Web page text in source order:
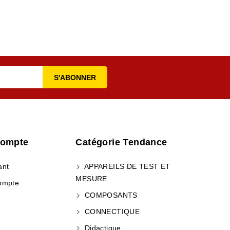
Catégorie Tendance
APPAREILS DE TEST ET
MESURE
COMPOSANTS
CONNECTIQUE
Didactique